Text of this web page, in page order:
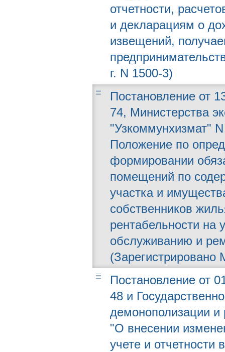
отчетности,
и декларациям о
извещений,
г. N 1500-3)
Постановление от
74, Министерства
"Узкоммунхизмат"
Положение по
формировании
помещений по
участка и
собственников
рентабельности на
обслуживанию и
Постановление от
48 и
демонополизации и
"О внесении
учете и отчетности